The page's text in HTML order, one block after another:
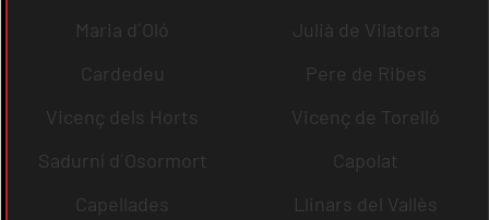
Maria d´Oló
Julià de Vilatorta
Cardedeu
Pere de Ribes
Vicenç dels Horts
Vicenç de Torelló
Sadurní d´Osormort
Capolat
Capellades
Llinars del Vallès